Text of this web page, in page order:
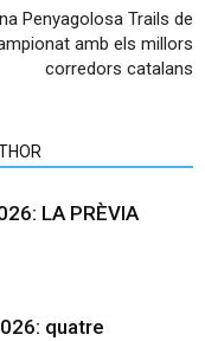
Penyagolosa Trails de
amb els millors
corredors catalans
LA PRÈVIA
quatre